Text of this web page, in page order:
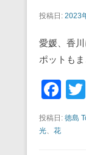
投稿日: 2023
愛媛、香
ポットも
F
a
c
投稿日: 徳島
光、 花